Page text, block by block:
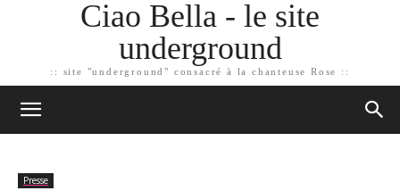
Ciao Bella - le site
underground
:: site "underground" consacré à la chanteuse Rose ::
Presse